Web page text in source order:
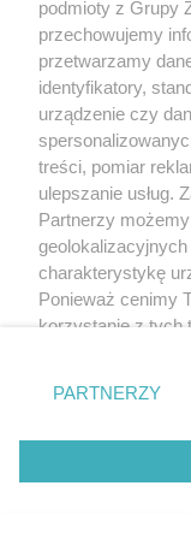
Iga
podmioty z Grupy
przechowujemy
przetwarzamy
identyfikatory,
urządzenie czy
treści, pomiar
ulepszanie usług.
Partnerzy
charakterystykę
Ponieważ cenimy
korzystanie z tych
zmienić/wycofać
znajdujący się w
rodzaje
użytkownika, ale
przetwarzaniu.
PARTNERZY